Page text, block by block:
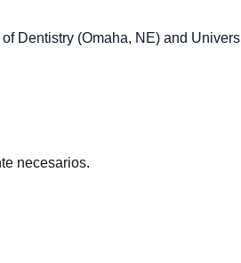
Dentistry (Omaha, NE) and
necesarios.